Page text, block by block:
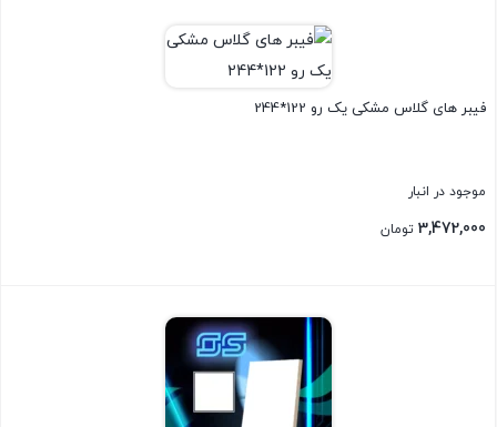
فیبر های گلاس مشکی یک رو 122*244
موجود در انبار
3,472,000 تومان